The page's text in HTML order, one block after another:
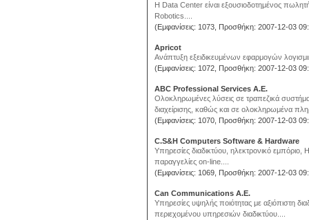
H Data Center είναι εξουσιοδοτημένος
Robotics....
(Εμφανίσεις: 1073, Προσθήκη: 2007-12-03
Apricot
Ανάπτυξη εξειδικευμένων εφαρμογών
(Εμφανίσεις: 1072, Προσθήκη: 2007-12-03
ABC Professional Services Α.Ε.
Ολοκληρωμένες λύσεις σε τραπεζικά
διαχείρισης, καθώς και σε ολοκληρωμένα
(Εμφανίσεις: 1070, Προσθήκη: 2007-12-03
C.S&H Computers Software & Hardware
Υπηρεσίες διαδικτύου, ηλεκτρονικό
παραγγελίες on-line....
(Εμφανίσεις: 1069, Προσθήκη: 2007-12-03
Can Communications A.E.
Yπηρεσίες υψηλής ποιότητας με αξιόπιστη
περιεχομένου υπηρεσιών διαδικτύου....